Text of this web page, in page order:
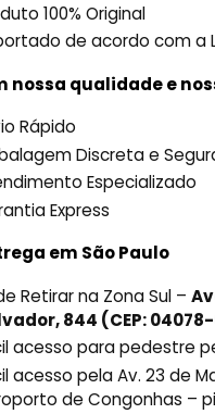
100% Original
de acordo com a
nossa qualidade e
Rápido
Discreta e
Especializado
Express
em São Paulo
Retirar na Zona Sul –
844 (CEP:
acesso para pedestre
acesso pela Av. 23 de
de Congonhas –